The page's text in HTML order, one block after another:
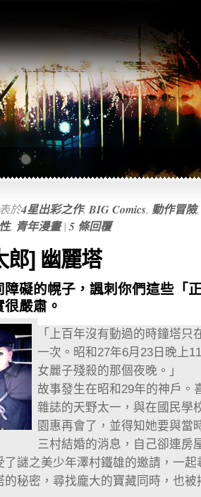
於4星出彩之作, BIG Comics, 動作冒險
, 青年漫畫| 5 條回覆
郎] 幽麗塔
障礙的幌子，諷刺你們這些「
嚴肅。
「上百年沒有動過的時鐘塔只
一次。昭和27年6月23日晚上
女麗子殘殺的那個夜晚。」
故事發生在昭和29年的神戶。
雜誌的天野太一，與在國民學
園惠再會了，並得知她要與當
三村結婚的消息，自己卻連房
了謎之美少年澤村鐵雄的邀請，一
的秘密，尋找龐大的寶藏同時，也被